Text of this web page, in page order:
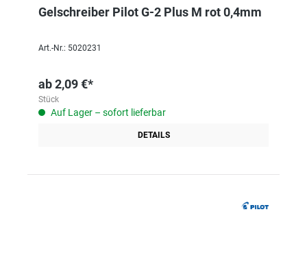
Gelschreiber Pilot G-2 Plus M rot 0,4mm
Art.-Nr.: 5020231
ab2,09 €*
Stück
Auf Lager – sofort lieferbar
DETAILS